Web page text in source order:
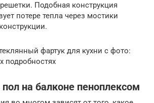
Подобная конструкция
потере тепла через мостики
фартук для кухни с фото:
подробностях
пол на балконе пеноплексом